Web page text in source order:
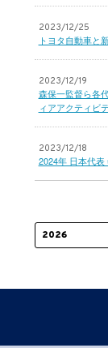
2023/12/25
トヨタ自動車と
2023/12/19
森保一監督ら各
ィアアクティビ
2023/12/18
2024年 日本代